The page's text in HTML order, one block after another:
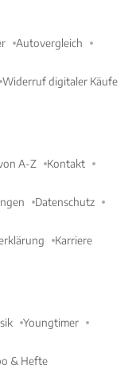
Autovergleich
Widerruf digitaler Käufe
A-Z Kontakt
Datenschutz
Karriere
Youngtimer
& Hefte